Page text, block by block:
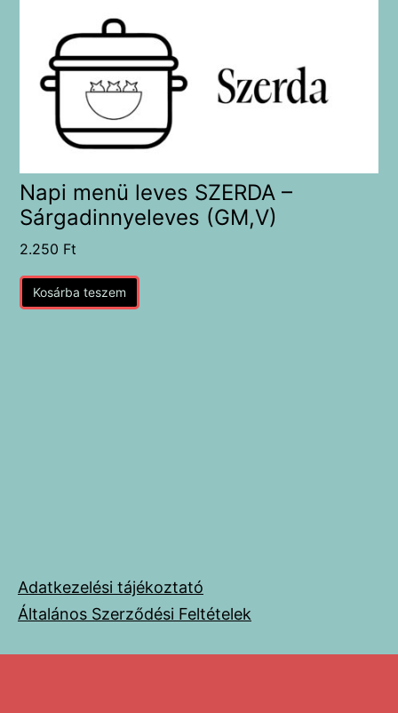
Napi menü leves SZERDA –
Sárgadinnyeleves (GM,V)
2.250 Ft
Kosárba teszem
Adatkezelési tájékoztató
Általános Szerződési Feltételek